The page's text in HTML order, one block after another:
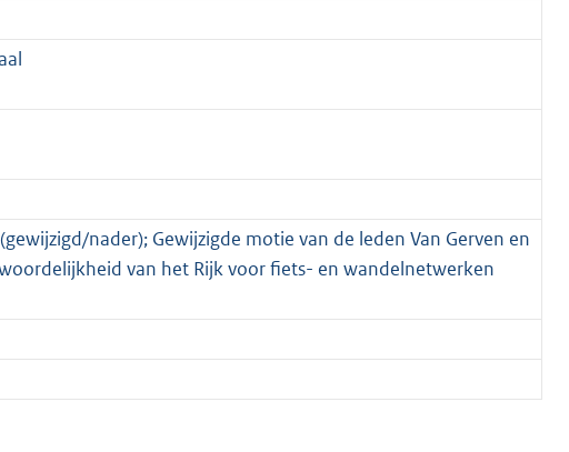
nader); Gewijzigde motie van de leden Van Gerven en
van het Rijk voor fiets- en wandelnetwerken